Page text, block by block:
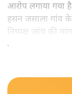
आरोप लगाया गया
हसन जसाला गांव
निष्पक्ष जांच की
कार्यालय पहुंची थीं।